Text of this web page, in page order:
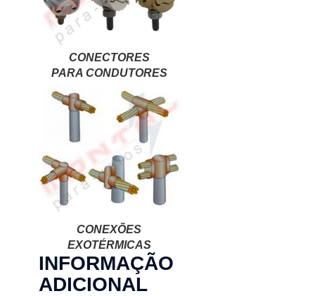
CONECTORES
PARA CONDUTORES
CONEXÕES
EXOTÉRMICAS
INFORMAÇÃO
ADICIONAL